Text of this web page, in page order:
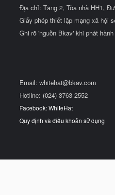
Địa chỉ: Tầng 2, Tòa nhà HH1,
Giấy phép thiết lập mạng xã hội
Ghi rõ 'nguồn Bkav' khi phát
Email: whitehat@bkav.com
Hotline: (024) 3763 2552
Facebook: WhiteHat
Quy định và điều khoản sử dụng